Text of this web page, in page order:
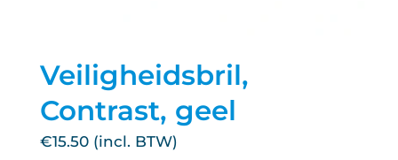
Veiligheidsbril,
Contrast, geel
€15.50